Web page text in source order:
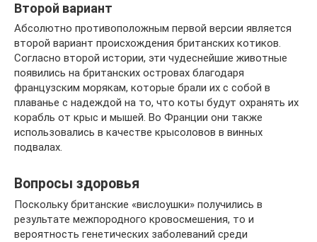
Второй вариант
Абсолютно противоположным первой версии является
второй вариант происхождения британских котиков.
Согласно второй истории, эти чудеснейшие животные
появились на британских островах благодаря
французским морякам, которые брали их с собой в
плаванье с надеждой на то, что коты будут охранять их
корабль от крыс и мышей. Во Франции они также
использовались в качестве крысоловов в винных
подвалах.
Вопросы здоровья
Поскольку британские «вислоушки» получились в
результате межпородного кровосмешения, то и
вероятность генетических заболеваний среди